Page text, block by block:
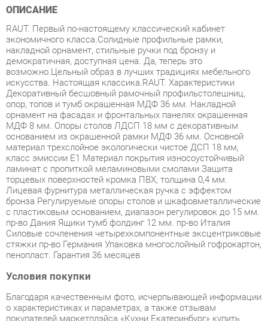
экономичного класса.Солидные профильные рамки,
накладной орнамент, стильные ручки под бронзу и
демократичная, доступная цена. Да, теперь это
возможно.Цельный образ в лучших традициях мебельного
искусства. Настоящая классика.RAUT. Характеристики
Декоративный бесшовный рамочный профильстолешниц,
опор, топов и тумб окрашенная МДФ 36 мм. Накладной
орнамент на фасадах и фронтальных панелях окрашенная
МДФ 8 мм. Опоры столов ЛДСП 18 мм с декоративным
основанием из окрашенной рамки МДФ 36 мм. Основной
материал трехслойное экологически чистое ДСП 18 мм,
класс эмиссии Е1 Материал покрытия износоустойчивый
ламинат с пропиткой меламиновыми смолами Защита
торцевых поверхностей кромка ПВХ, толщина 0,4 мм.
Лицевая фурнитура металлическая ручка с эффектом
бронза Регулируемые опоры столов и шкафовметаллические
с пластиковым основанием, диапазон регулировок до 15 мм.
пр-во Дания Ящики тумб фолдинг 12 мм. пр-во Италия
Силовые сочленения четырехкомпонентные эксцентриковые
стяжки пр-во Германия Упаковка многослойный гофрокартон,
пенопласт. Гарантия 36 месяцев
Условия покупки
Благодаря качественным фото, исчерпывающей информации
о характеристиках и параметрах, а также отзывам
покупателей маркетплэйса «Кухни Екатеринбург» купить
товар «Кабинет руководителя Skyland Raut 5 Дуб Девон»
категории Готовые комплекты производства Skyland с
доставкой из Екатеринбурга по цене со скидкой и гарантией
от производителя не составит труда.